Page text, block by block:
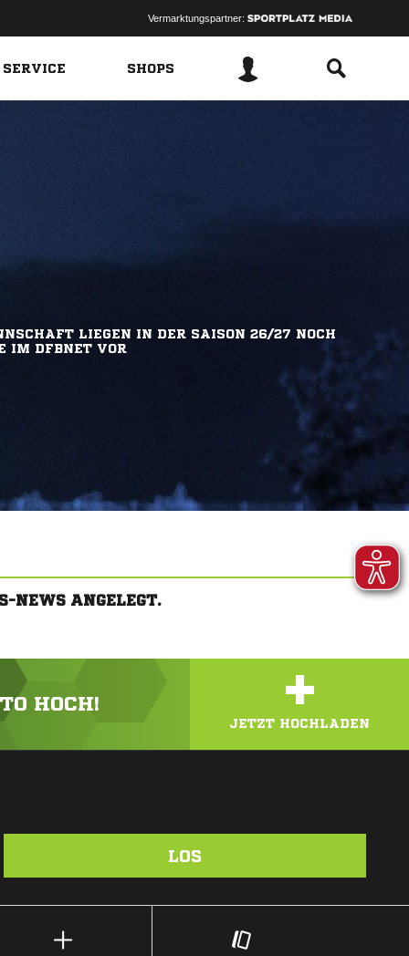
Vermarktungspartner:
SHOPS
LIEGEN IN DER SAISON 26/27 NOCH
IM DFBNET VOR
NEWS ANGELEGT.
HOCH! +
JETZT HOCHLADEN
LOS